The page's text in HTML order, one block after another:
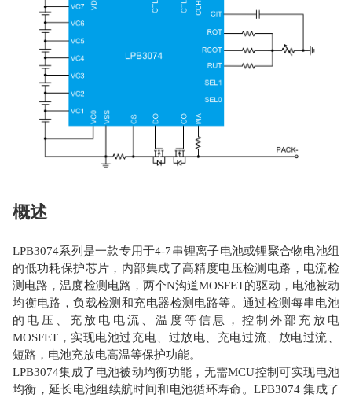
概述
LPB3074系列是一款专用于4-7串锂离子电池或锂聚合物电池组
的低功耗保护芯片，内部集成了高精度电压检测电路，电流检
测电路，温度检测电路，两个N沟道MOSFET的驱动，电池被动
均衡电路，负载检测和充电器检测电路等。通过检测每串电池
的电压、充放电电流、温度等信息，控制外部充放电
MOSFET，实现电池过充电、过放电、充电过流、放电过流、
短路，电池充放电高温等保护功能。
LPB3074集成了电池被动均衡功能，无需MCU控制可实现电池
均衡，延长电池组续航时间和电池循环寿命。LPB3074 集成了